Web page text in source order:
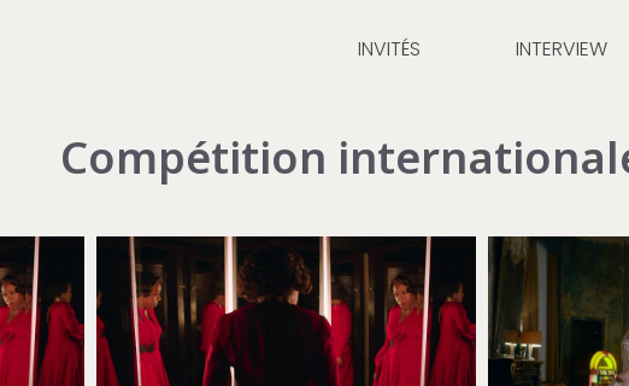
INVITÉS INTERVIEW
Compétition